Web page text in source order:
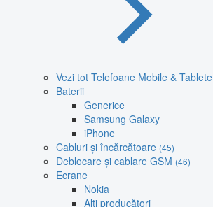
Vezi tot Telefoane Mobile & Tablete
Baterii
Generice
Samsung Galaxy
iPhone
Cabluri și încărcătoare (45)
Deblocare și cablare GSM (46)
Ecrane
Nokia
Alți producători